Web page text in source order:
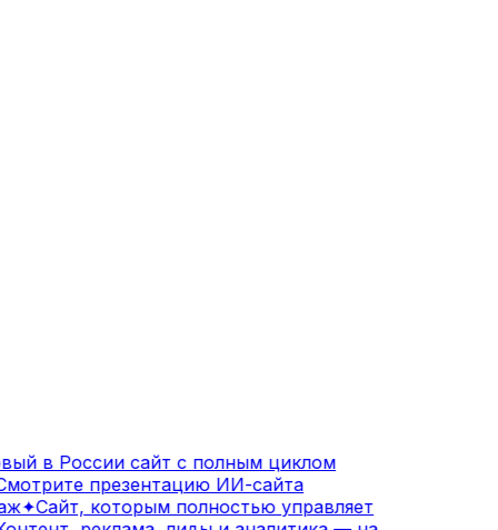
в России сайт с полным циклом
презентацию ИИ-сайта
✦Сайт, которым полностью управляет